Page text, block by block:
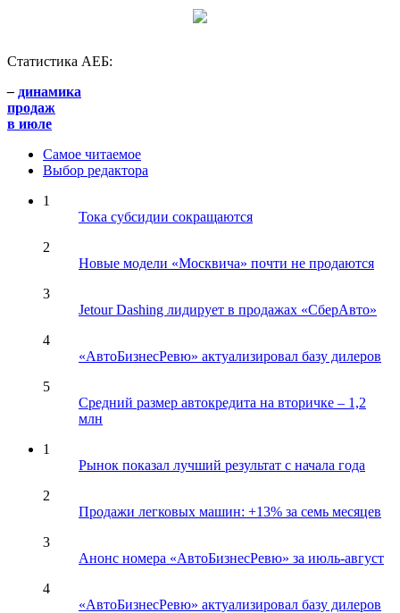
Статистика АЕБ:
– динамика
продаж
в июле
Самое читаемое
Выбор редактора
1
Тока субсидии сокращаются
2
Новые модели «Москвича» почти не продаются
3
Jetour Dashing лидирует в продажах «СберАвто»
4
«АвтоБизнесРевю» актуализировал базу дилеров
5
Средний размер автокредита на вторичке – 1,2
млн
1
Рынок показал лучший результат с начала года
2
Продажи легковых машин: +13% за семь месяцев
3
Анонс номера «АвтоБизнесРевю» за июль-август
4
«АвтоБизнесРевю» актуализировал базу дилеров